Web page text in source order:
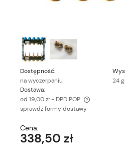
Dostępność:
na wyczerpaniu
24
Dostawa:
od 19,00 zł- DPD POP
Cena nie zawiera ewentualnych
sprawdź formy dostawy
Cena:
338,50 zł